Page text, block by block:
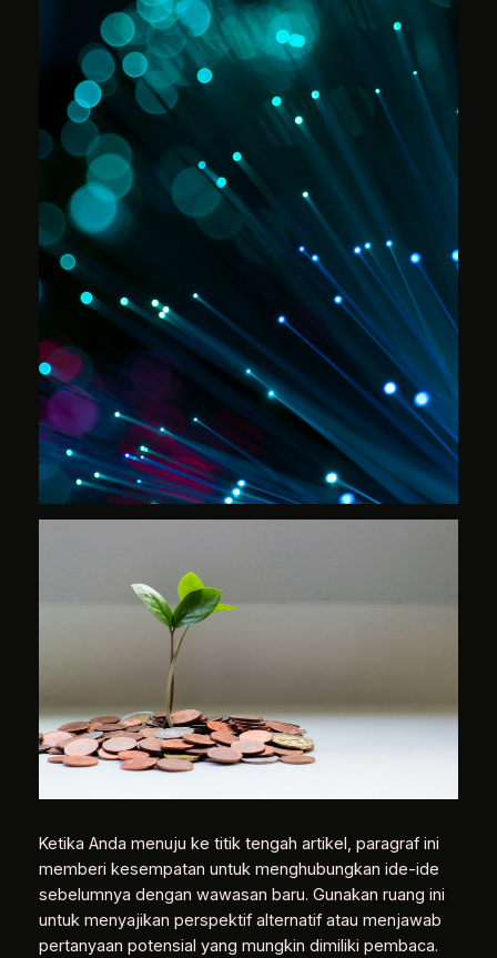
Ketika Anda menuju ke titik tengah artikel, paragraf ini
memberi kesempatan untuk menghubungkan ide-ide
sebelumnya dengan wawasan baru. Gunakan ruang ini
untuk menyajikan perspektif alternatif atau menjawab
pertanyaan potensial yang mungkin dimiliki pembaca.